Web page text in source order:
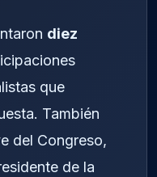
diez
que
También
del Congreso,
de la